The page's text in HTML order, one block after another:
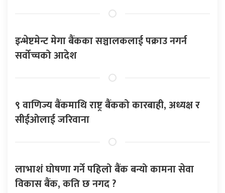
इन्भेष्टमेन्ट मेगा बैंकका सञ्चालकलाई पक्राउ नगर्न
सर्वोच्चको आदेश
९ वाणिज्य बैंकमाथि राष्ट्र बैंकको कारबाही, अध्यक्ष र
सीईओलाई जरिवाना
लाभाशं घोषणा गर्ने पहिलो बैंक बन्यो कामना सेवा
विकास बैंक, कति छ नगद ?